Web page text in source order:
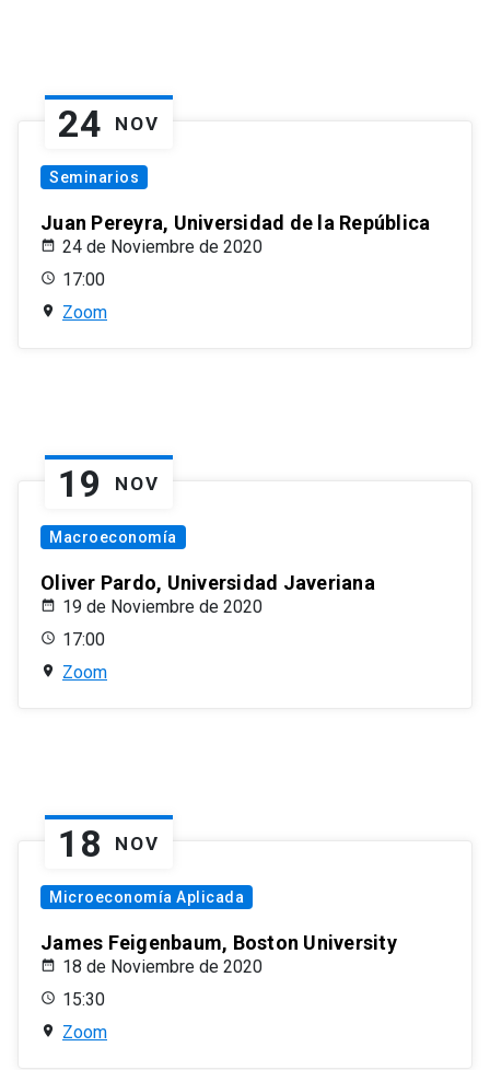
24 NOV
Seminarios
Juan Pereyra, Universidad de la República
24 de Noviembre de 2020
17:00
Zoom
19 NOV
Macroeconomía
Oliver Pardo, Universidad Javeriana
19 de Noviembre de 2020
17:00
Zoom
18 NOV
Microeconomía Aplicada
James Feigenbaum, Boston University
18 de Noviembre de 2020
15:30
Zoom